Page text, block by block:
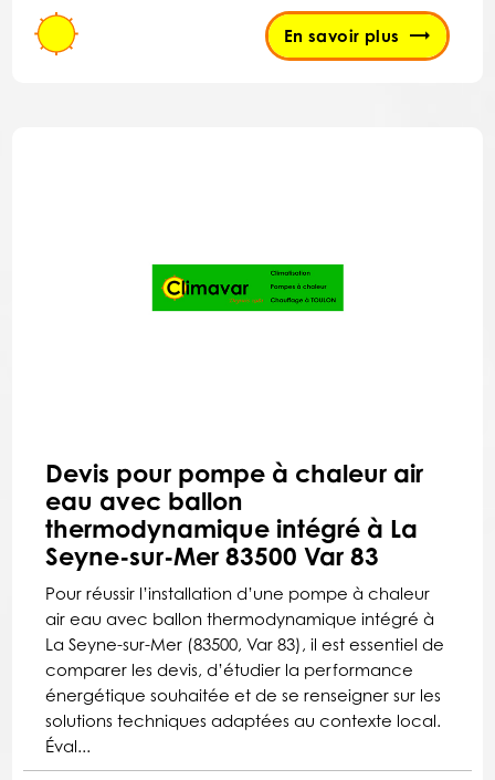
En savoir plus
Devis pour pompe à chaleur air
eau avec ballon
thermodynamique intégré à La
Seyne-sur-Mer 83500 Var 83
Pour réussir l’installation d’une pompe à chaleur
air eau avec ballon thermodynamique intégré à
La Seyne-sur-Mer (83500, Var 83), il est essentiel de
comparer les devis, d’étudier la performance
énergétique souhaitée et de se renseigner sur les
solutions techniques adaptées au contexte local.
Éval...